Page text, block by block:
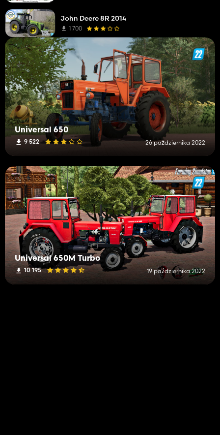
Universal 650
9 522 26 października 2022
Universal 650M Turbo
10 195 19 października 2022
John Deere 8R 2014
1 700